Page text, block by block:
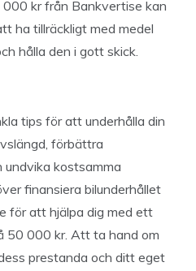
kr från Bankvertise kan
ha tillräckligt med medel
hålla den i gott skick.
tips för att underhålla din
förbättra
kostsamma
finansiera bilunderhållet
för att hjälpa dig med ett
50 000 kr. Att ta hand om
prestanda och ditt eget